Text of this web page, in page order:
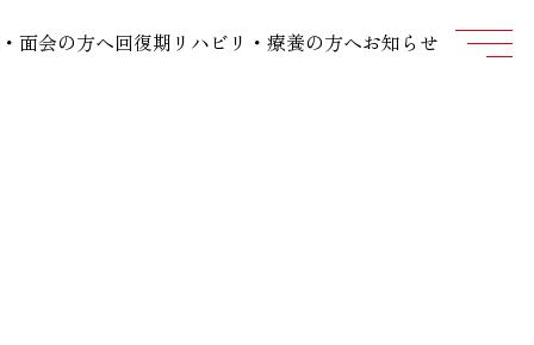
面会の方へ回復期リハビリ・療養の方へお知らせ